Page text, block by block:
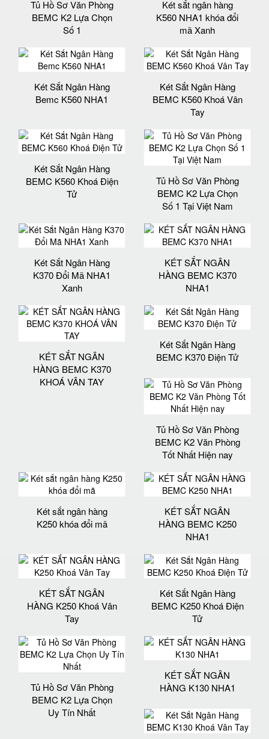
Tủ Hồ Sơ Văn Phòng
BEMC K2 Lựa Chọn
Số 1
Két sắt ngân hàng
K560 NHA1 khóa đổi
mã Xanh
Két Sắt Ngân Hàng
Bemc K560 NHA1
Két Sắt Ngân Hàng
BEMC K560 Khoá Vân
Tay
Két Sắt Ngân Hàng
BEMC K560 Khoá Điện
Tử
Tủ Hồ Sơ Văn Phòng
BEMC K2 Lựa Chọn
Số 1 Tại Việt Nam
Két Sắt Ngân Hàng
K370 Đổi Mã NHA1
Xanh
KÉT SẮT NGÂN
HÀNG BEMC K370
NHA1
KÉT SẮT NGÂN
HÀNG BEMC K370
KHOÁ VÂN TAY
Két Sắt Ngân Hàng
BEMC K370 Điện Tử
Tủ Hồ Sơ Văn Phòng
BEMC K2 Văn Phòng
Tốt Nhất Hiện nay
Két sắt ngân hàng
K250 khóa đổi mã
KÉT SẮT NGÂN
HÀNG BEMC K250
NHA1
KÉT SẮT NGÂN
HÀNG K250 Khoá Vân
Tay
Két Sắt Ngân Hàng
BEMC K250 Khoá Điện
Tử
Tủ Hồ Sơ Văn Phòng
BEMC K2 Lựa Chọn
Uy Tín Nhất
KÉT SẮT NGÂN
HÀNG K130 NHA1